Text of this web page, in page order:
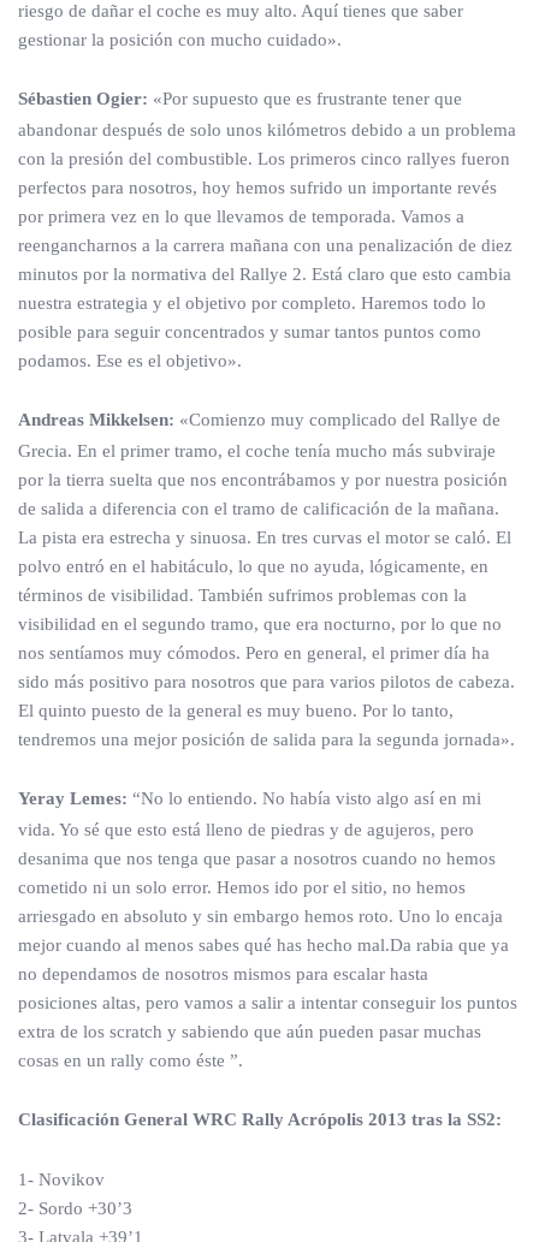
riesgo de dañar el coche es muy alto. Aquí tienes que saber
gestionar la posición con mucho cuidado».
Sébastien Ogier: «Por supuesto que es frustrante tener que
abandonar después de solo unos kilómetros debido a un problema
con la presión del combustible. Los primeros cinco rallyes fueron
perfectos para nosotros, hoy hemos sufrido un importante revés
por primera vez en lo que llevamos de temporada. Vamos a
reengancharnos a la carrera mañana con una penalización de diez
minutos por la normativa del Rallye 2. Está claro que esto cambia
nuestra estrategia y el objetivo por completo. Haremos todo lo
posible para seguir concentrados y sumar tantos puntos como
podamos. Ese es el objetivo».
Andreas Mikkelsen: «Comienzo muy complicado del Rallye de
Grecia. En el primer tramo, el coche tenía mucho más subviraje
por la tierra suelta que nos encontrábamos y por nuestra posición
de salida a diferencia con el tramo de calificación de la mañana.
La pista era estrecha y sinuosa. En tres curvas el motor se caló. El
polvo entró en el habitáculo, lo que no ayuda, lógicamente, en
términos de visibilidad. También sufrimos problemas con la
visibilidad en el segundo tramo, que era nocturno, por lo que no
nos sentíamos muy cómodos. Pero en general, el primer día ha
sido más positivo para nosotros que para varios pilotos de cabeza.
El quinto puesto de la general es muy bueno. Por lo tanto,
tendremos una mejor posición de salida para la segunda jornada».
Yeray Lemes: “No lo entiendo. No había visto algo así en mi
vida. Yo sé que esto está lleno de piedras y de agujeros, pero
desanima que nos tenga que pasar a nosotros cuando no hemos
cometido ni un solo error. Hemos ido por el sitio, no hemos
arriesgado en absoluto y sin embargo hemos roto. Uno lo encaja
mejor cuando al menos sabes qué has hecho mal.Da rabia que ya
no dependamos de nosotros mismos para escalar hasta
posiciones altas, pero vamos a salir a intentar conseguir los puntos
extra de los scratch y sabiendo que aún pueden pasar muchas
cosas en un rally como éste ”.
Clasificación General WRC Rally Acrópolis 2013 tras la SS2:
1- Novikov
2- Sordo +30’3
3- Latvala +39’1